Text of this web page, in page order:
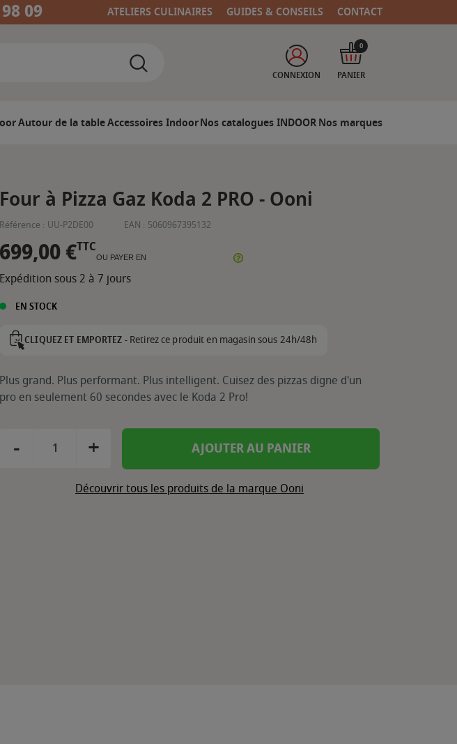
09 ATELIERS CULINAIRES GUIDES & CONSEILS CONTACT
CONNEXION PANIER
0
Autour de la tableAccessoires IndoorNos catalogues INDOORNos marques
Four à Pizza Gaz Koda 2 PRO - Ooni
Référence : UU-P2DE00 EAN : 5060967395132
699,00 €TTC
OU PAYER EN
Expédition sous 2 à 7 jours
EN STOCK
CLIQUEZ ET EMPORTEZ -Retirez ce produit en magasin sous 24h/48h
Plus grand. Plus performant. Plus intelligent. Cuisez des pizzas digne d'un
pro en seulement 60 secondes avec le Koda 2 Pro!
- + AJOUTER AU PANIER
Découvrir tous les produits de la marque Ooni